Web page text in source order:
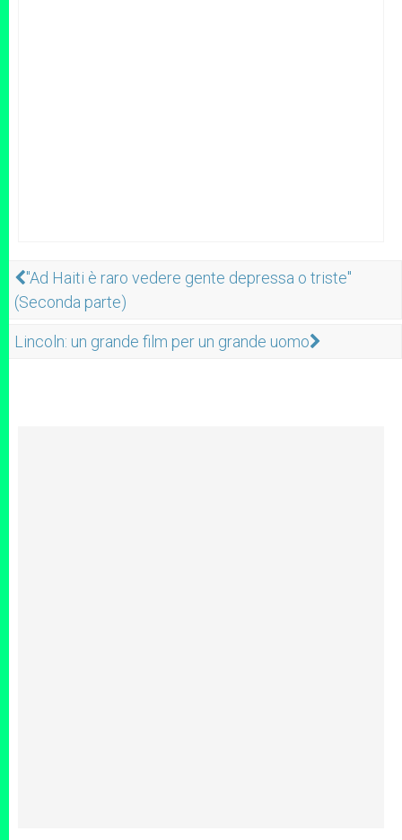
"Ad Haiti è raro vedere gente depressa o triste"
(Seconda parte)
Lincoln: un grande film per un grande uomo